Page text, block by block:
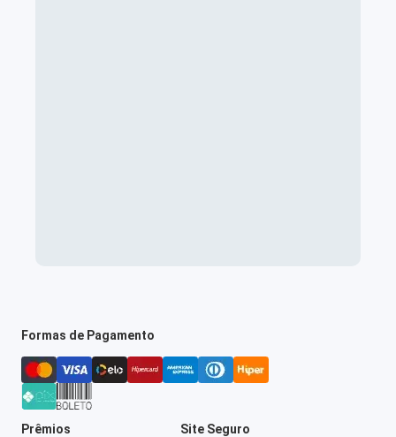
Formas de Pagamento
Prêmios Site Seguro